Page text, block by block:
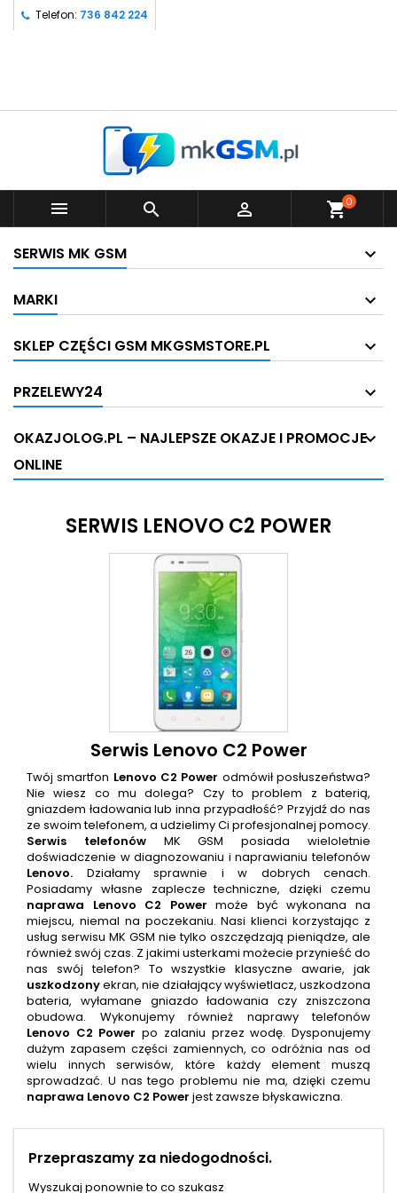
Telefon: 736 842 224
   shopping_cart0
SERWIS MK GSM
MARKI
SKLEP CZĘŚCI GSM MKGSMSTORE.PL
PRZELEWY24
OKAZJOLOG.PL – NAJLEPSZE OKAZJE I PROMOCJE
ONLINE
SERWIS LENOVO C2 POWER
Serwis Lenovo C2 Power
Twój smartfon Lenovo C2 Power odmówił posłuszeństwa?
Nie wiesz co mu dolega? Czy to problem z baterią,
gniazdem ładowania lub inna przypadłość? Przyjdź do nas
ze swoim telefonem, a udzielimy Ci profesjonalnej pomocy.
Serwis telefonówMK GSM posiada wieloletnie
doświadczenie w diagnozowaniu i naprawianiu telefonów
Lenovo. Działamy sprawnie i w dobrych cenach.
Posiadamy własne zaplecze techniczne, dzięki czemu
naprawa
Lenovo C2 Powermoże być wykonana na
miejscu, niemal na poczekaniu. Nasi klienci korzystając z
usług serwisu MK GSM nie tylko oszczędzają pieniądze, ale
również swój czas. Z jakimi usterkami możecie przynieść do
nas swój telefon? To wszystkie klasyczne awarie, jak
uszkodzonyekran, nie działający wyświetlacz, uszkodzona
bateria, wyłamane gniazdo ładowania czy zniszczona
obudowa. Wykonujemy również naprawy telefonów
Lenovo C2 Powerpo zalaniu przez wodę. Dysponujemy
dużym zapasem części zamiennych, co odróżnia nas od
wielu innych serwisów, które każdy element muszą
sprowadzać. U nas tego problemu nie ma, dzięki czemu
naprawa Lenovo C2 Power jest zawsze błyskawiczna.
Przepraszamy za niedogodności.
Wyszukaj ponownie to co szukasz